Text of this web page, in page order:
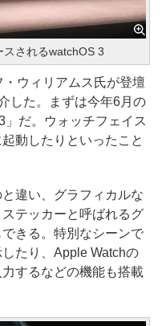
されるwatchOS 3
ウィリアムス氏が登壇
した。まずは今年6月の
だ。ウォッチフェイス
動したりといったこと
違い、グラフィカルな
テッカーと呼ばれるグ
きる。特別なシーンで
たり、Apple Watchの
するなどの機能も搭載